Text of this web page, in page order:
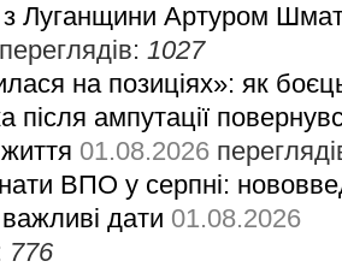
з Луганщини Артуром
переглядів:1027
на позиціях»: як
після ампутації
01.08.2026
ВПО у серпні:
дати 01.08.2026
776